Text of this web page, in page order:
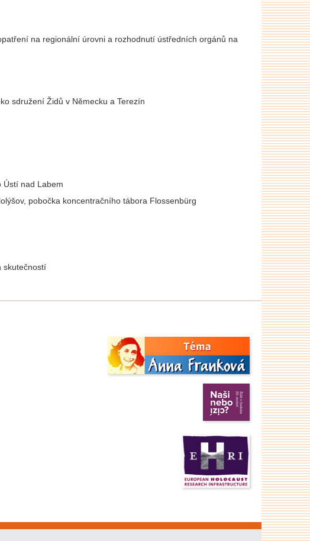
na regionální úrovni a rozhodnutí ústředních orgánů na
sdružení Židů v Německu a Terezín
Ústí nad Labem
pobočka koncentračního tábora Flossenbürg
skutečností